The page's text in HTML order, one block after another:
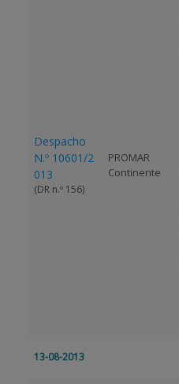
Despacho
N.º 10601/2
013
(DR n.º 156)
PROMAR
Continente
13-08-2013